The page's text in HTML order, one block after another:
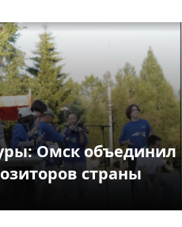
Омск объединил
страны